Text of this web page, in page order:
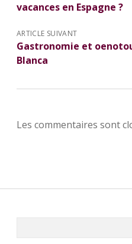
vacances en Espagne ?
ARTICLE SUIVANT
Gastronomie et
Blanca
Les commentaires sont